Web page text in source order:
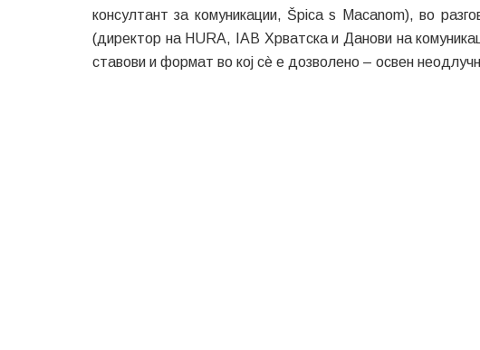
консултант за комуникации, Špica s Macanom), во
(директор на HURA, IAB Хрватска и Данови на
ставови и формат во кој сè е дозволено – освен